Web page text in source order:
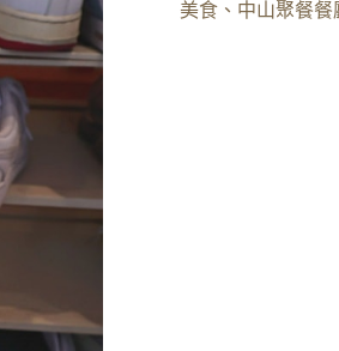
美食、中山聚餐餐